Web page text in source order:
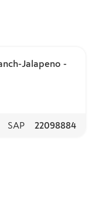
Jalapeno -
SAP 22098884